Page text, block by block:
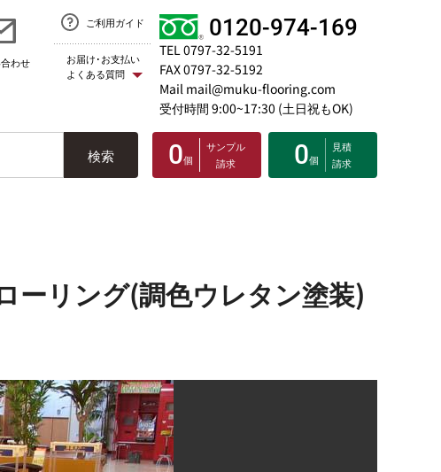
わせ
ご利用ガイド
お届け･お支払い
よくある質問
0120-974-169
TEL 0797-32-5191
FAX 0797-32-5192
Mail mail@muku-flooring.com
受付時間 9:00~17:30 (土日祝もOK)
検索 0個
サンプル
請求
0個
見積
請求
ーリング(調色ウレタン塗装)